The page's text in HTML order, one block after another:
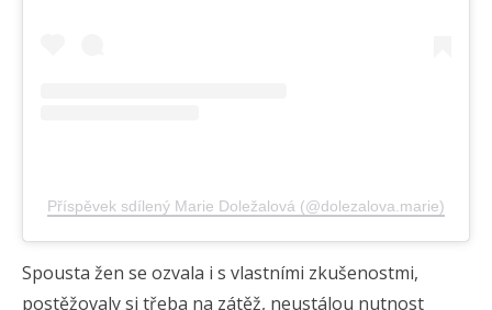
Příspěvek sdílený Marie Doležalová (@dolezalova.marie)
Spousta žen se ozvala i s vlastními zkušenostmi,
postěžovaly si třeba na zátěž, neustálou nutnost